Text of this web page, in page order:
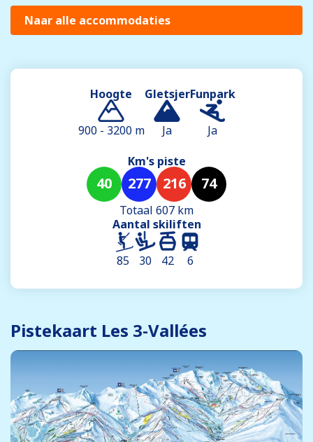
Naar alle accommodaties
Hoogte
900 - 3200 m
Gletsjer
Ja
Funpark
Ja
Km's piste
40 277 216 74
Totaal 607 km
Aantal skiliften
85 30 42 6
Pistekaart Les 3-Vallées